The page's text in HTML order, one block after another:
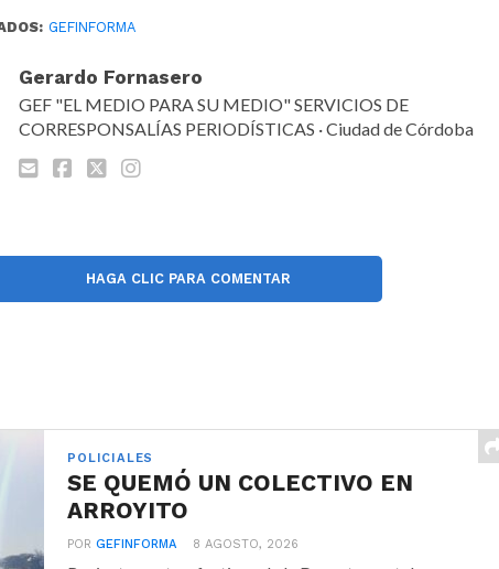
GEFINFORMA
Gerardo Fornasero
GEF "EL MEDIO PARA SU MEDIO" SERVICIOS DE
CORRESPONSALÍAS PERIODÍSTICAS · Ciudad de Córdoba
HAGA CLIC PARA COMENTAR
POLICIALES
SE QUEMÓ UN COLECTIVO EN
ARROYITO
PORGEFINFORMA 8 AGOSTO, 2026